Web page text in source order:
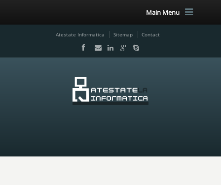
Main Menu
Atestate Informatica Sitemap Contact